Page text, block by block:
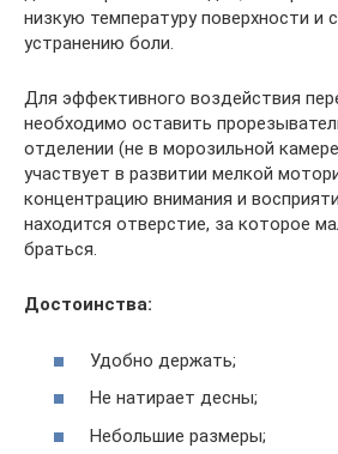
низкую температуру поверхности и
устранению боли.
Для эффективного воздействия
необходимо оставить
отделении (не в морозильной
участвует в развитии мелкой
концентрацию внимания и
находится отверстие, за которое
браться.
Достоинства:
Удобно держать;
Не натирает десны;
Небольшие размеры;